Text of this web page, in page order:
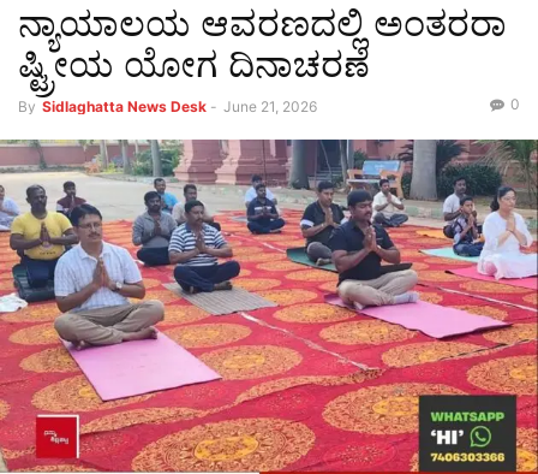
ನ್ಯಾಯಾಲಯ ಆವರಣದಲ್ಲಿ ಅಂತರರಾ
ಷ್ಟ್ರೀಯ ಯೋಗ ದಿನಾಚರಣೆ
By Sidlaghatta News Desk - June 21, 2026 0